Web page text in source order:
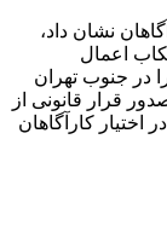
نشان داد،
اعمال
در جنوب تهران
قرار قانونی از
کارآگاهان